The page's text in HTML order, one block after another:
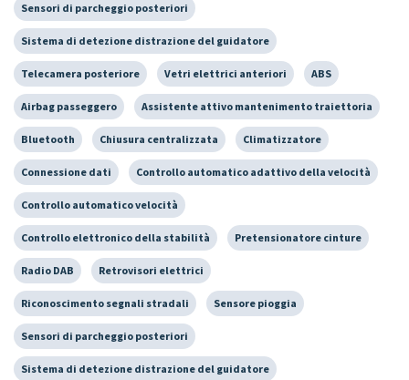
Sensori di parcheggio posteriori
Sistema di detezione distrazione del guidatore
Telecamera posteriore Vetri elettrici anteriori ABS
Airbag passeggero Assistente attivo mantenimento traiettoria
Bluetooth Chiusura centralizzata Climatizzatore
Connessione dati Controllo automatico adattivo della velocità
Controllo automatico velocità
Controllo elettronico della stabilità Pretensionatore cinture
Radio DAB Retrovisori elettrici
Riconoscimento segnali stradali Sensore pioggia
Sensori di parcheggio posteriori
Sistema di detezione distrazione del guidatore